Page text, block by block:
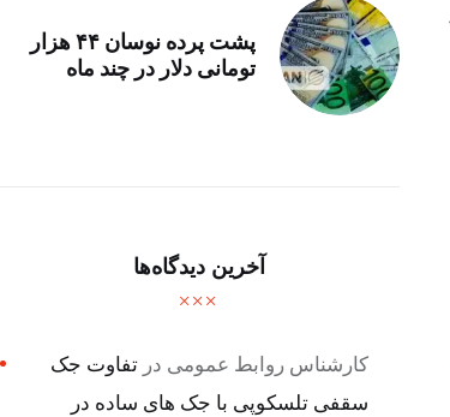
پشت پرده نوسان ۴۴ هزار
تومانی دلار در چند ماه
آخرین دیدگاه‌ها
کارشناس روابط عمومی در تفاوت جک
سقفی تلسکوپی با جک های ساده در